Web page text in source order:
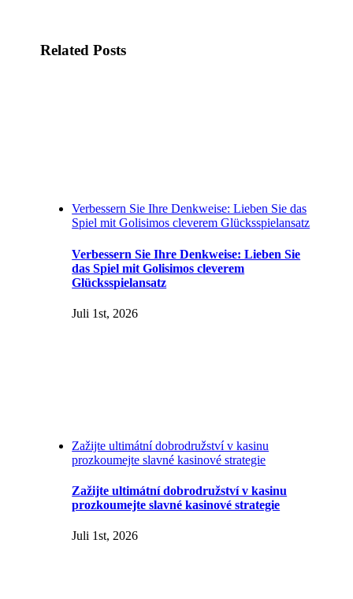
Related Posts
Verbessern Sie Ihre Denkweise: Lieben Sie das
Spiel mit Golisimos cleverem Glücksspielansatz
Verbessern Sie Ihre Denkweise: Lieben Sie
das Spiel mit Golisimos cleverem
Glücksspielansatz
Juli 1st, 2026
Zažijte ultimátní dobrodružství v kasinu
prozkoumejte slavné kasinové strategie
Zažijte ultimátní dobrodružství v kasinu
prozkoumejte slavné kasinové strategie
Juli 1st, 2026